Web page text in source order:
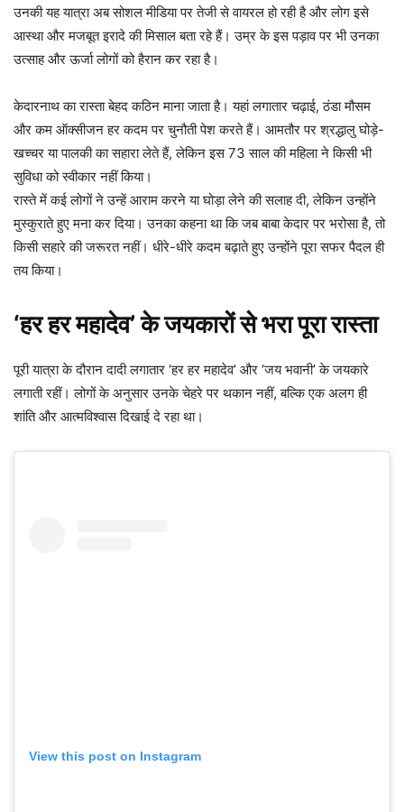
उनकी यह यात्रा अब सोशल मीडिया पर तेजी से वायरल हो रही है और लोग इसे
आस्था और मजबूत इरादे की मिसाल बता रहे हैं। उम्र के इस पड़ाव पर भी उनका
उत्साह और ऊर्जा लोगों को हैरान कर रहा है।
केदारनाथ का रास्ता बेहद कठिन माना जाता है। यहां लगातार चढ़ाई, ठंडा मौसम
और कम ऑक्सीजन हर कदम पर चुनौती पेश करते हैं। आमतौर पर श्रद्धालु घोड़े-
खच्चर या पालकी का सहारा लेते हैं, लेकिन इस 73 साल की महिला ने किसी भी
सुविधा को स्वीकार नहीं किया।
रास्ते में कई लोगों ने उन्हें आराम करने या घोड़ा लेने की सलाह दी, लेकिन उन्होंने
मुस्कुराते हुए मना कर दिया। उनका कहना था कि जब बाबा केदार पर भरोसा है, तो
किसी सहारे की जरूरत नहीं। धीरे-धीरे कदम बढ़ाते हुए उन्होंने पूरा सफर पैदल ही
तय किया।
‘हर हर महादेव’ के जयकारों से भरा पूरा रास्ता
पूरी यात्रा के दौरान दादी लगातार ‘हर हर महादेव’ और ‘जय भवानी’ के जयकारे
लगाती रहीं। लोगों के अनुसार उनके चेहरे पर थकान नहीं, बल्कि एक अलग ही
शांति और आत्मविश्वास दिखाई दे रहा था।
View this post on Instagram